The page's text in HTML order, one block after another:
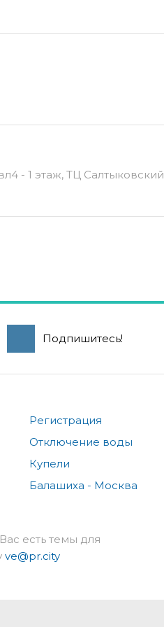
- 1 этаж, ТЦ Салтыковский
Подпишитесь!
Регистрация
Отключение воды
Купели
Балашиха - Москва
есть темы для
ve@pr.city